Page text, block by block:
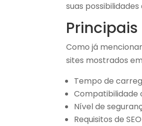
suas possibilidades
Como já
sites mostrados
Tempo de
Compatibilidade
Nível de
Requisitos de SEO